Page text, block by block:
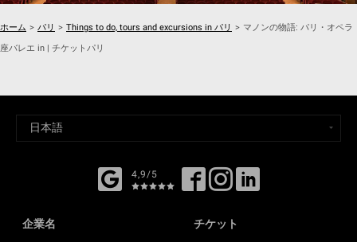
ホーム > パリ > Things to do, tours and excursions in パリ > マノンの物語: パリ・オペラ
座バレエ in | チケットパリ
4,9/5
企業名 チケット